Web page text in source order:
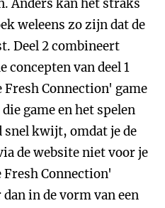
Anders kan het straks
weleens zo zijn dat de
Deel 2 combineert
concepten van deel 1
Fresh Connection' game
game en het spelen
snel kwijt, omdat je de
de website niet voor je
Fresh Connection'
in de vorm van een